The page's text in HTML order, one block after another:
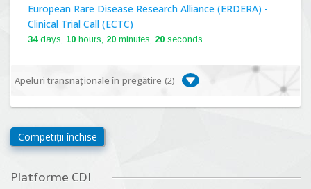
European Rare Disease Research Alliance (ERDERA) -
Clinical Trial Call (ECTC)
34days, 10 hours, 20 minutes, 19 seconds
Apeluri transnaționale în pregătire (2)
biodiversitate, consecințe socio-ecologice și traiectorii
viitoare", Competiția 2026
Competiții închise
Platforme CDI